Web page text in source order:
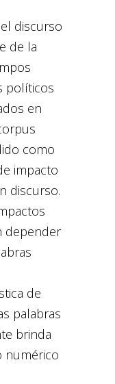
discurso
de la
políticos
en
como
impacto
discurso.
depender
de
palabras
brinda
numérico